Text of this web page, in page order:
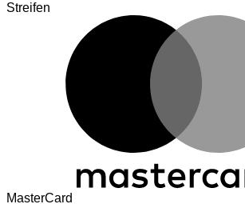
Streifen
MasterCard